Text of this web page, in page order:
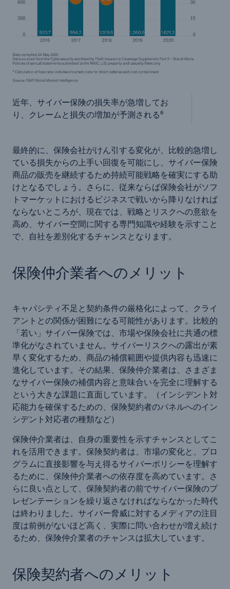
近年、サイバー保険の損失率が急増してお
り、クレームと損失の増加が予測される⁶
最終的に、保険会社がけん引する変化が、比較的急増し
ている損失からの上手い回復を可能にし、サイバー保険
商品の販売を継続するため持続可能戦略を確実にする助
けとなるでしょう。さらに、従来ならば保険会社がソフ
トマーケットにおけるビジネスで戦いから降りなければ
ならないところが、現在では、戦略とリスクへの意欲を
高め、サイバー空間に関する専門知識や経験を示すこと
で、自社を差別化するチャンスとなります。
保険仲介業者へのメリット
キャパシティ不足と契約条件の厳格化によって、クライ
アントとの関係が困難になる可能性があります。比較的
「若い」サイバー保険では、市場や保険会社に共通の標
準化がなされていません。サイバーリスクへの露出が素
早く変化するため、商品の補償範囲や提供内容も迅速に
進化しています。その結果、保険仲介業者は、さまざま
なサイバー保険の補償内容と意味合いを完全に理解する
という大きな課題に直面しています。（インシデント対
応能力を確保するための、保険契約者のパネルへのイン
シデント対応者の種類など）
保険仲介業者は、自身の重要性を示すチャンスとしてこ
れを活用できます。保険契約者は、市場の変化と、プロ
グラムに直接影響を与え得るサイバーポリシーを理解す
るために、保険仲介業者への依存度を高めています。さ
らに良い点として、保険契約者の前でサイバー保険のプ
レゼンテーションを繰り返さなければならなかった時代
は終わりました。サイバー脅威に対するメディアの注目
度は前例がないほど高く、実際に問い合わせが増え続け
るため、保険仲介業者のチャンスは拡大しています。
保険契約者へのメリット